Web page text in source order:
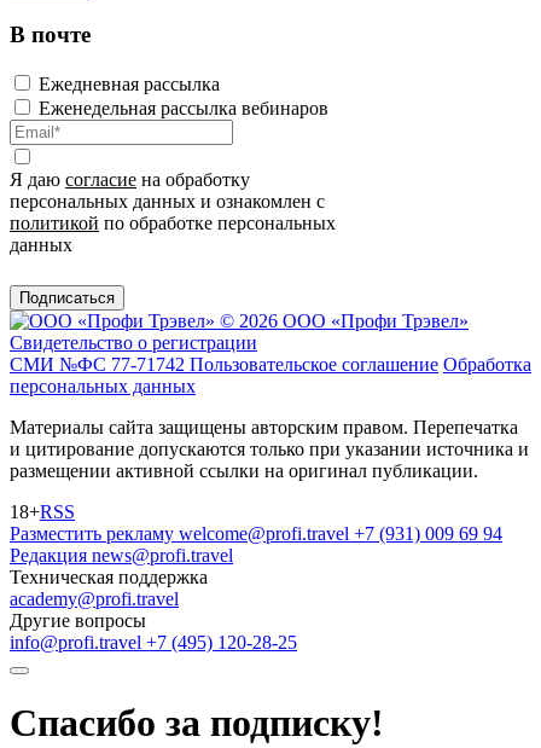
В почте
Ежедневная рассылка
Еженедельная рассылка вебинаров
Я даю согласие на обработку
персональных данных и ознакомлен с
политикой по обработке персональных
данных
Подписаться
© 2026 ООО «Профи Трэвeл»
Свидетельство о регистрации
СМИ №ФС 77-71742 Пользовательское соглашение Обработка
персональных данных
Материалы сайта защищены авторским правом. Перепечатка
и цитирование допускаются только при указании источника и
размещении активной ссылки на оригинал публикации.
18+RSS
Разместить рекламу welcome@profi.travel +7 (931) 009 69 94
Редакция news@profi.travel
Техническая поддержка
academy@profi.travel
Другие вопросы
info@profi.travel +7 (495) 120-28-25
Спасибо за подписку!